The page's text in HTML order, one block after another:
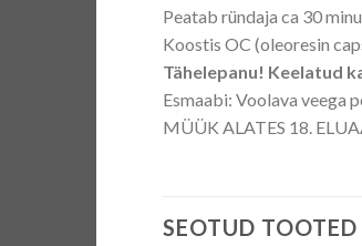
Peatab ründaja ca 30
Koostis OC (oleoresin
Tähelepanu! Keelatud
Esmaabi: Voolava veega
MÜÜK ALATES 18.
SEOTUD TOOTED